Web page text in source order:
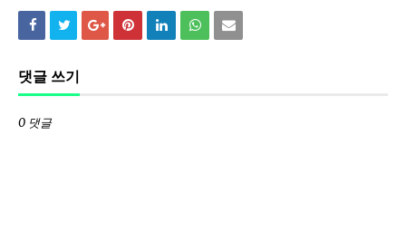
댓글 쓰기
0 댓글